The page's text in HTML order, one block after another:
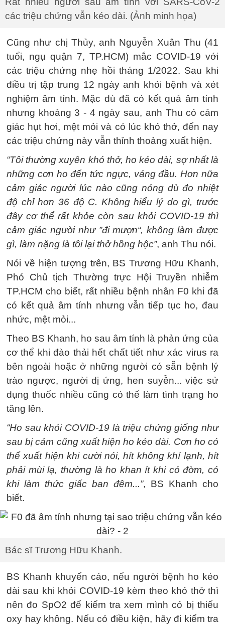
các triệu chứng vẫn kéo dài. (Ảnh minh họa)
Cũng như chị Thủy, anh Nguyễn Xuân Thu (41
tuổi, ngụ quận 7, TP.HCM) mắc COVID-19 với
các triệu chứng nhẹ hồi tháng 1/2022. Sau khi
điều trị tập trung 12 ngày anh khỏi bệnh và xét
nghiệm âm tính. Mặc dù đã có kết quả âm tính
nhưng khoảng 3 - 4 ngày sau, anh Thu có cảm
giác hụt hơi, mệt mỏi và có lúc khó thở, đến nay
các triệu chứng này vẫn thỉnh thoảng xuất hiện.
“Tôi thường xuyên khó thở, ho kéo dài, sợ nhất là
những cơn ho đến tức ngực, váng đầu. Hơn nữa
cảm giác người lúc nào cũng nóng dù đo nhiệt
độ chỉ hơn 36 độ C. Không hiểu lý do gì, trước
đây cơ thể rất khỏe còn sau khỏi COVID-19 thì
cảm giác người như ”đi mượn“, không làm được
gì, làm nặng là tôi lại thở hồng hộc”, anh Thu nói.
Nói về hiện tượng trên, BS Trương Hữu Khanh,
Phó Chủ tịch Thường trực Hội Truyền nhiễm
TP.HCM cho biết, rất nhiều bệnh nhân F0 khi đã
có kết quả âm tính nhưng vẫn tiếp tục ho, đau
nhức, mệt mỏi...
Theo BS Khanh, ho sau âm tính là phản ứng của
cơ thể khi đào thải hết chất tiết như xác virus ra
bên ngoài hoặc ở những người có sẵn bệnh lý
trào ngược, người dị ứng, hen suyễn... việc sử
dụng thuốc nhiều cũng có thể làm tình trạng ho
tăng lên.
“Ho sau khỏi COVID-19 là triệu chứng giống như
sau bị cảm cũng xuất hiện ho kéo dài. Cơn ho có
thể xuất hiện khi cười nói, hít không khí lạnh, hít
phải mùi lạ, thường là ho khan ít khi có đờm, có
khi làm thức giấc ban đêm...”, BS Khanh cho
biết.
Bác sĩ Trương Hữu Khanh.
BS Khanh khuyến cáo, nếu người bệnh ho kéo
dài sau khi khỏi COVID-19 kèm theo khó thở thì
nên đo SpO2 để kiểm tra xem mình có bị thiếu
oxy hay không. Nếu có điều kiện, hãy đi kiểm tra